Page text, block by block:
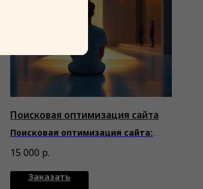
Поисковая оптимизация сайта
Поисковая оптимизация сайта:
15 000 р.
Заказать